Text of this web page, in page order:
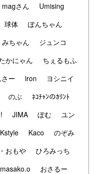
magさん
Umising
球体
ぽんちゃん
みちゃん
ジュンコ
かにゃん
ちぇるもふ
ー iron
ヨシニイ
のぶ
ﾈｺﾁｬﾝのｶﾘﾝﾄ
JIMA ぽむ
ユン
Kaco
のぞみ
おもや
ひろみっち
masako.o
おさるー